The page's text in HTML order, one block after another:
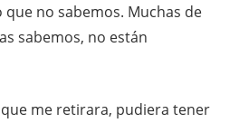
no sabemos. Muchas de
sabemos, no están
me retirara, pudiera tener